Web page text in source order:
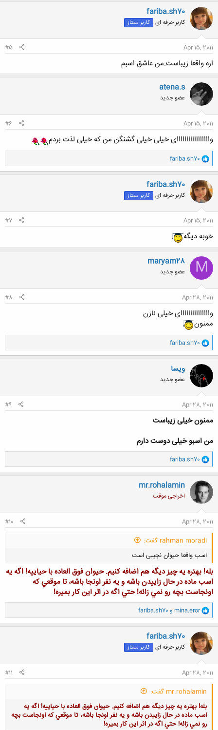
ن
ش
ه
ا
fariba.sh70
کاربر حرفه ای کاربر ممتاز
Apr 15, 2011
#5
اره واقعا زیباست.من عاشق اسبم
atena.s
عضو جدید
Apr 15, 2011
#6
وااااااااااااااااای خیلی خیلی گشنگن من که خیلی لذت بردم
و
ا
ک
ن
ش
ه
ا
fariba.sh70
fariba.sh70
کاربر حرفه ای کاربر ممتاز
Apr 15, 2011
#7
خوبه دیگه
M
maryam28
عضو جدید
Apr 28, 2011
#8
وااااااااااااااای خیلی نازن
ممنون
و
ا
ک
ن
ش
ه
ا
fariba.sh70
ویسا
عضو جدید
Apr 28, 2011
#9
ممنون خیلی زیباست
من اسبو خیلی دوست دارم
و
ا
ک
ن
ش
ه
ا
fariba.sh70
mr.rohalamin
اخراجی موقت
Apr 28, 2011
#10
rahman moradi گفت:
اسب واقعا حیوان نجیبی است
کلیک کنید تا باز شود...
بله! بهتره يه چيز ديگه هم اضافه كنيم. حيوان فوق العاده با حياييه! اگه يه
اسب ماده در حال زاييدن باشه و يه نفر اونجا باشه، تا موقعي كه
اونجاست بچه رو نمي زائه! حتي اگه در اثر اين كار بميره!
و
ا
ک
ن
ش
ه
ا
mina.eror و fariba.sh70
fariba.sh70
کاربر حرفه ای کاربر ممتاز
Apr 28, 2011
#11
mr.rohalamin گفت:
بله! بهتره يه چيز ديگه هم اضافه كنيم. حيوان فوق العاده با حياييه! اگه يه
اسب ماده در حال زاييدن باشه و يه نفر اونجا باشه، تا موقعي كه اونجاست بچه
رو نمي زائه! حتي اگه در اثر اين كار بميره!